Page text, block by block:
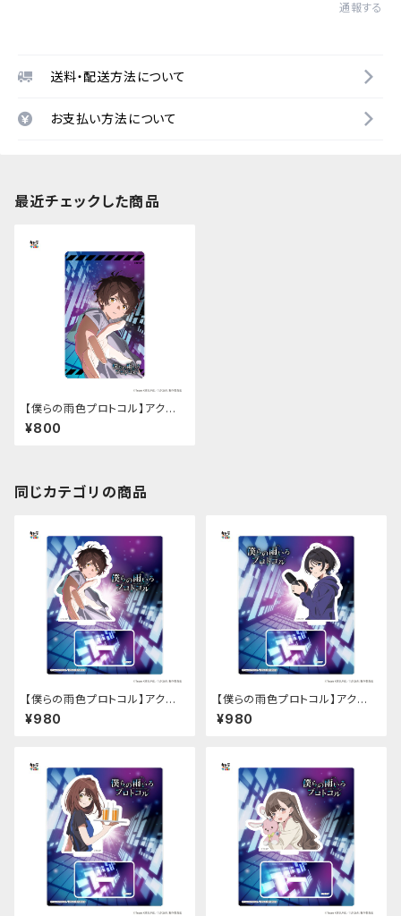
通報する
送料・配送方法について
お支払い方法について
最近チェックした商品
【僕らの雨色プロトコル】アクリ
ルカード（時野谷 瞬）
¥800
同じカテゴリの商品
【僕らの雨色プロトコル】アクリ
ルスタンド（時野谷 瞬）
¥980
【僕らの雨色プロトコル】アクリ
ルスタンド（三枝 悠宇）
¥980